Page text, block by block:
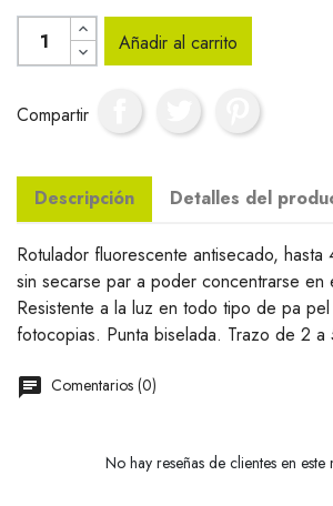
Añadir al carrito
Compartir
Descripción Detalles del
Rotulador fluorescente antisecado, hasta
sin secarse par a poder concentrarse en
Resistente a la luz en todo tipo de pa pel
fotocopias. Punta biselada. Trazo de 2 a
Comentarios (0)
No hay reseñas de clientes en este